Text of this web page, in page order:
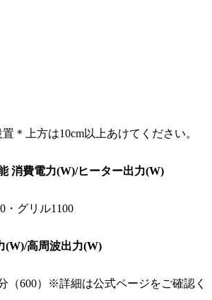
＊上方は10cm以上あけてください。
消費電力(W)/ヒーター出力(W)
・グリル1100
(W)/高周波出力(W)
（600）※詳細は公式ページをご確認く